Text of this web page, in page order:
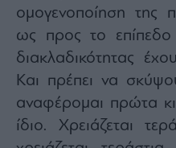
Google
Privacy
and
of
apply.
ομογενοποίηση της
ως προς το επίπεδο
διακλαδικότητας
Και πρέπει να
αναφέρομαι πρώτα
ίδιο. Χρειάζεται